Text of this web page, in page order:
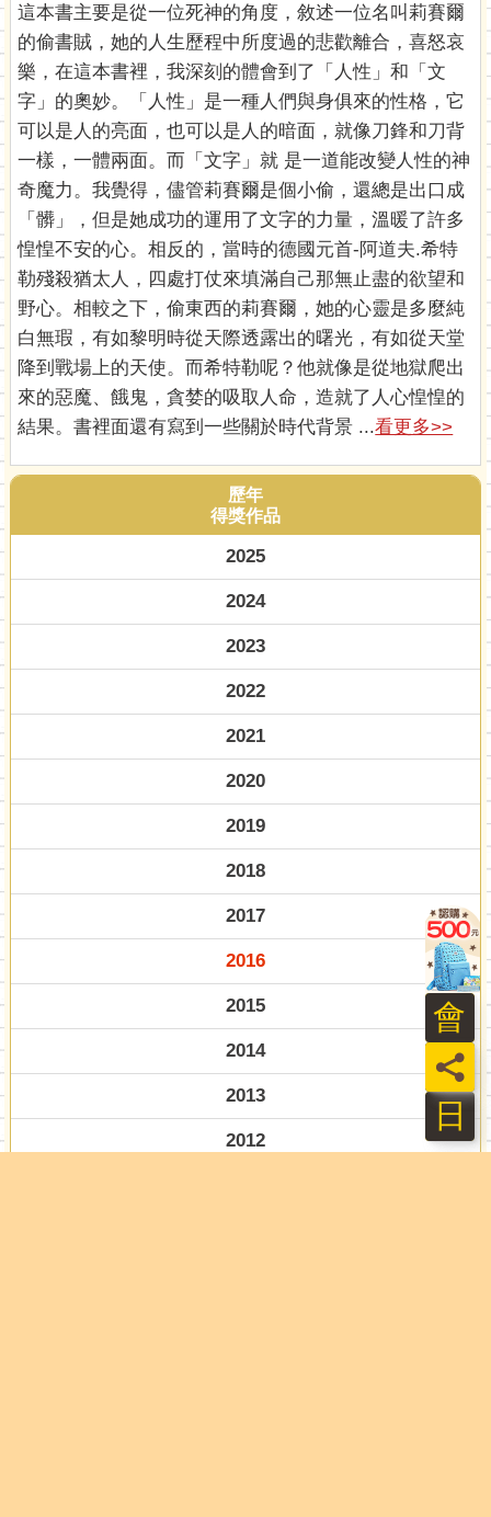
這本書主要是從一位死神的角度，敘述一位名叫莉賽爾
的偷書賊，她的人生歷程中所度過的悲歡離合，喜怒哀
樂，在這本書裡，我深刻的體會到了「人性」和「文
字」的奧妙。「人性」是一種人們與身俱來的性格，它
可以是人的亮面，也可以是人的暗面，就像刀鋒和刀背
一樣，一體兩面。而「文字」就 是一道能改變人性的神
奇魔力。我覺得，儘管莉賽爾是個小偷，還總是出口成
「髒」，但是她成功的運用了文字的力量，溫暖了許多
惶惶不安的心。相反的，當時的德國元首-阿道夫.希特
勒殘殺猶太人，四處打仗來填滿自己那無止盡的欲望和
野心。相較之下，偷東西的莉賽爾，她的心靈是多麼純
白無瑕，有如黎明時從天際透露出的曙光，有如從天堂
降到戰場上的天使。而希特勒呢？他就像是從地獄爬出
來的惡魔、餓鬼，貪婪的吸取人命，造就了人心惶惶的
結果。書裡面還有寫到一些關於時代背景 ...看更多>>
歷年
得獎作品
2025
2024
2023
2022
2021
2020
2019
2018
2017
2016
2015
2014
2013
2012
日
員
會